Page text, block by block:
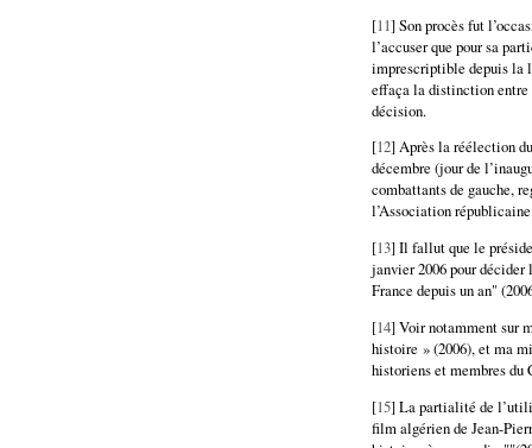
[11] Son procès fut
l’accuser que pour sa
imprescriptible depuis la
effaça la distinction entre
décision.
[12] Après la réélection
décembre (jour de
combattants de gauche,
l’Association
[13] Il fallut que le
janvier 2006 pour
France depuis un an"
[14] Voir notamment sur
histoire » (2006), et ma
historiens et membres du
[15] La partialité de
film algérien de Jean-